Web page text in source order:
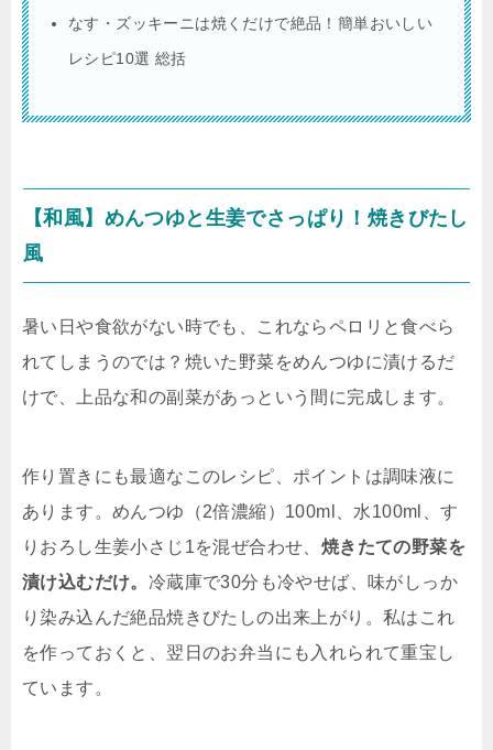
なす・ズッキーニは焼くだけで絶品！簡単おいしい
レシピ10選 総括
【和風】めんつゆと生姜でさっぱり！焼きびたし
風
暑い日や食欲がない時でも、これならペロリと食べら
れてしまうのでは？焼いた野菜をめんつゆに漬けるだ
けで、上品な和の副菜があっという間に完成します。
作り置きにも最適なこのレシピ、ポイントは調味液に
あります。めんつゆ（2倍濃縮）100ml、水100ml、す
りおろし生姜小さじ1を混ぜ合わせ、 焼きたての野菜を
漬け込むだけ。 冷蔵庫で30分も冷やせば、味がしっか
り染み込んだ絶品焼きびたしの出来上がり。私はこれ
を作っておくと、翌日のお弁当にも入れられて重宝し
ています。